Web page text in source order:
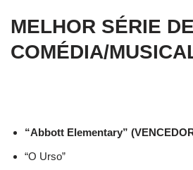
MELHOR SÉRIE
COMÉDIA/
“Abbott Elementary”
“O Urso”